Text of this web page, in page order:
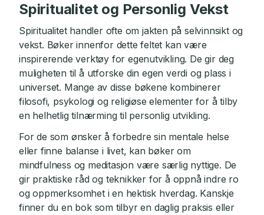
Spiritualitet og Personlig Vekst
Spiritualitet handler ofte om jakten på selvinnsikt og
vekst. Bøker innenfor dette feltet kan være
inspirerende verktøy for egenutvikling. De gir deg
muligheten til å utforske din egen verdi og plass i
universet. Mange av disse bøkene kombinerer
filosofi, psykologi og religiøse elementer for å tilby
en helhetlig tilnærming til personlig utvikling.
For de som ønsker å forbedre sin mentale helse
eller finne balanse i livet, kan bøker om
mindfulness og meditasjon være særlig nyttige. De
gir praktiske råd og teknikker for å oppnå indre ro
og oppmerksomhet i en hektisk hverdag. Kanskje
finner du en bok som tilbyr en daglig praksis eller